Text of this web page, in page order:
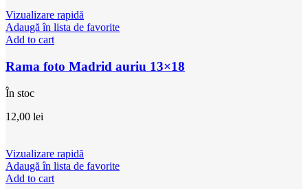
Vizualizare rapidă
Adaugă în lista de favorite
Add to cart
Rama foto Madrid auriu 13×18
În stoc
12,00 lei
Vizualizare rapidă
Adaugă în lista de favorite
Add to cart